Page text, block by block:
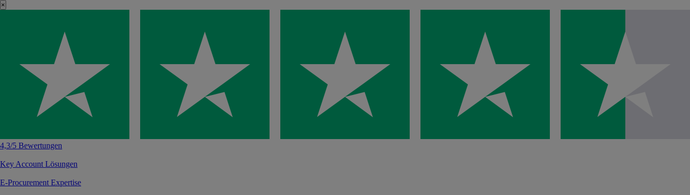
×
4,3/5 Bewertungen
Key Account Lösungen
E-Procurement Expertise